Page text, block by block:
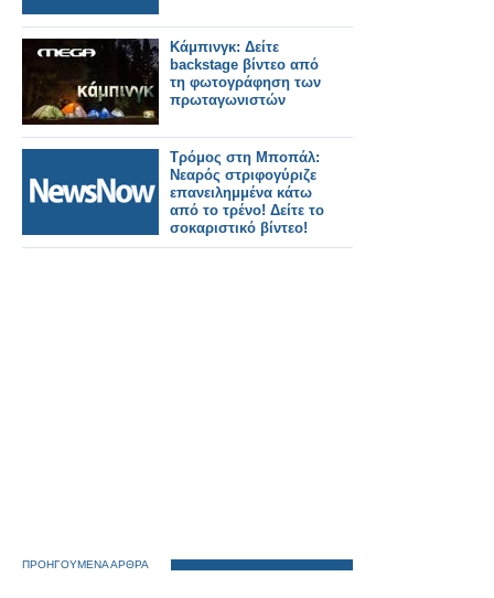
Κάμπινγκ: Δείτε
backstage βίντεο από
τη φωτογράφηση των
πρωταγωνιστών
Τρόμος στη Μποπάλ:
Νεαρός στριφογύριζε
επανειλημμένα κάτω
από το τρένο! Δείτε το
σοκαριστικό βίντεο!
ΠΡΟΗΓΟΥΜΕΝΑ ΑΡΘΡΑ